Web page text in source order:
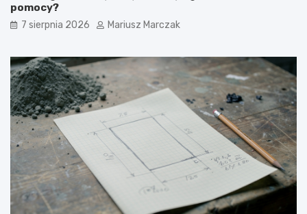
pomocy?
7 sierpnia 2026 Mariusz Marczak